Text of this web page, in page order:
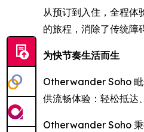
从预订到入住，全程体
的旅程，消除了传统障
为快节奏生活而生
Otherwander Soho 毗
供流畅体验：轻松抵达
Otherwander Soho 秉